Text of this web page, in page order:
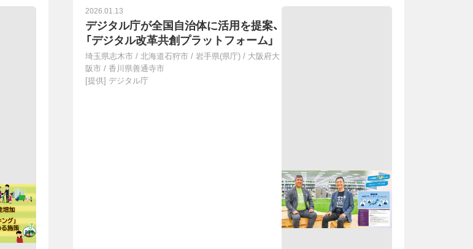
2026.01.13
デジタル庁が全国自治体に活用を提案、
「デジタル改革共創プラットフォーム」
埼玉県志木市 / 北海道石狩市 / 岩手県(県庁) / 大阪府大
阪市 / 香川県善通寺市
[提供] デジタル庁